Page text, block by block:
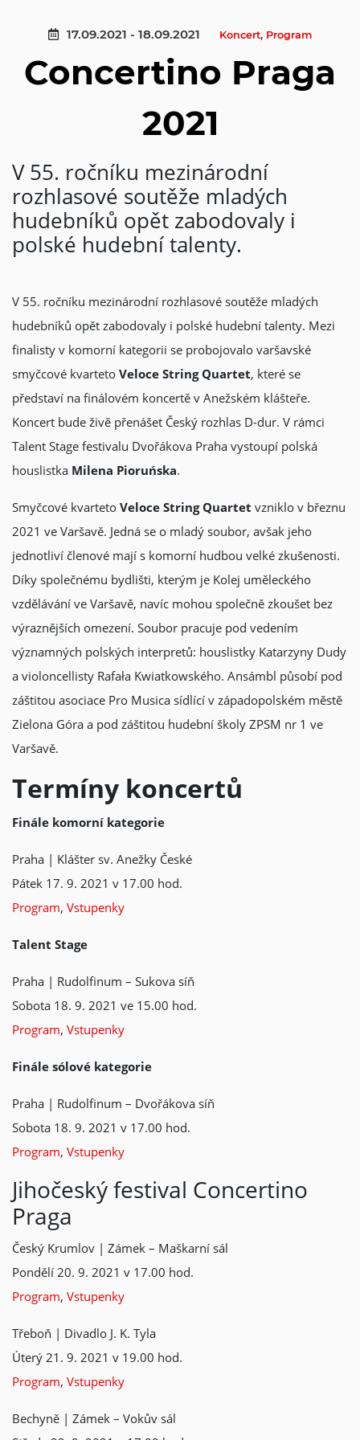
17.09.2021 - 18.09.2021 Koncert, Program
Concertino Praga
2021
V 55. ročníku mezinárodní
rozhlasové soutěže mladých
hudebníků opět zabodovaly i
polské hudební talenty.
V 55. ročníku mezinárodní rozhlasové soutěže mladých
hudebníků opět zabodovaly i polské hudební talenty. Mezi
finalisty v komorní kategorii se probojovalo varšavské
smyčcové kvarteto Veloce String Quartet, které se
představí na finálovém koncertě v Anežském klášteře.
Koncert bude živě přenášet Český rozhlas D-dur. V rámci
Talent Stage festivalu Dvořákova Praha vystoupí polská
houslistka Milena Pioruńska.
Smyčcové kvarteto Veloce String Quartet vzniklo v březnu
2021 ve Varšavě. Jedná se o mladý soubor, avšak jeho
jednotliví členové mají s komorní hudbou velké zkušenosti.
Díky společnému bydlišti, kterým je Kolej uměleckého
vzdělávání ve Varšavě, navíc mohou společně zkoušet bez
výraznějších omezení. Soubor pracuje pod vedením
významných polských interpretů: houslistky Katarzyny Dudy
a violoncellisty Rafała Kwiatkowského. Ansámbl působí pod
záštitou asociace Pro Musica sídlící v západopolském městě
Zielona Góra a pod záštitou hudební školy ZPSM nr 1 ve
Varšavě.
Termíny koncertů
Finále komorní kategorie
Praha | Klášter sv. Anežky České
Pátek 17. 9. 2021 v 17.00 hod.
Program, Vstupenky
Talent Stage
Praha | Rudolfinum – Sukova síň
Sobota 18. 9. 2021 ve 15.00 hod.
Program, Vstupenky
Finále sólové kategorie
Praha | Rudolfinum – Dvořákova síň
Sobota 18. 9. 2021 v 17.00 hod.
Program, Vstupenky
Jihočeský festival Concertino
Praga
Český Krumlov | Zámek – Maškarní sál
Pondělí 20. 9. 2021 v 17.00 hod.
Program, Vstupenky
Třeboň | Divadlo J. K. Tyla
Úterý 21. 9. 2021 v 19.00 hod.
Program, Vstupenky
Bechyně | Zámek – Vokův sál